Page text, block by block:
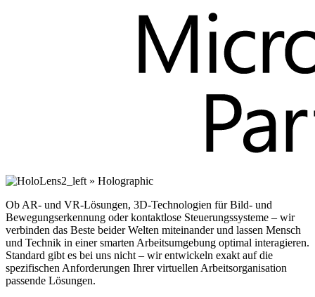
Ob AR- und VR-Lösungen, 3D-Technologien für Bild- und
Bewegungserkennung oder kontaktlose Steuerungssysteme – wir
verbinden das Beste beider Welten miteinander und lassen Mensch
und Technik in einer smarten Arbeitsumgebung optimal interagieren.
Standard gibt es bei uns nicht – wir entwickeln exakt auf die
spezifischen Anforderungen Ihrer virtuellen Arbeitsorganisation
passende Lösungen.